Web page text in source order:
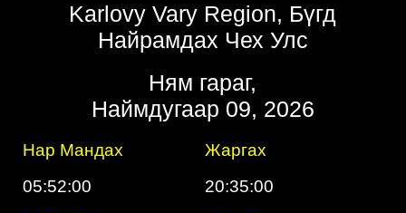
Karlovy Vary Region, Бүгд
Найрамдах Чех Улс
Ням гараг,
Наймдугаар 09, 2026
Нар Мандах
Жаргах
05:52:00
20:35:00